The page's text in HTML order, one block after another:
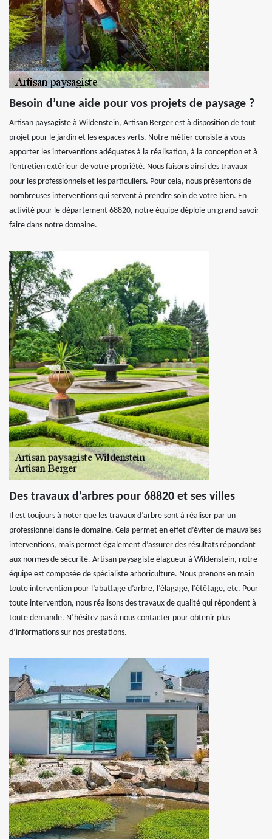
Besoin d’une aide pour vos projets de paysage ?
Artisan paysagiste à Wildenstein, Artisan Berger est à disposition de tout
projet pour le jardin et les espaces verts. Notre métier consiste à vous
apporter les interventions adéquates à la réalisation, à la conception et à
l’entretien extérieur de votre propriété. Nous faisons ainsi des travaux
pour les professionnels et les particuliers. Pour cela, nous présentons de
nombreuses interventions qui servent à prendre soin de votre bien. En
activité pour le département 68820, notre équipe déploie un grand savoir-
faire dans notre domaine.
Des travaux d’arbres pour 68820 et ses villes
Il est toujours à noter que les travaux d’arbre sont à réaliser par un
professionnel dans le domaine. Cela permet en effet d’éviter de mauvaises
interventions, mais permet également d’assurer des résultats répondant
aux normes de sécurité. Artisan paysagiste élagueur à Wildenstein, notre
équipe est composée de spécialiste arboriculture. Nous prenons en main
toute intervention pour l’abattage d’arbre, l’élagage, l’étêtage, etc. Pour
toute intervention, nous réalisons des travaux de qualité qui répondent à
toute demande. N’hésitez pas à nous contacter pour obtenir plus
d’informations sur nos prestations.